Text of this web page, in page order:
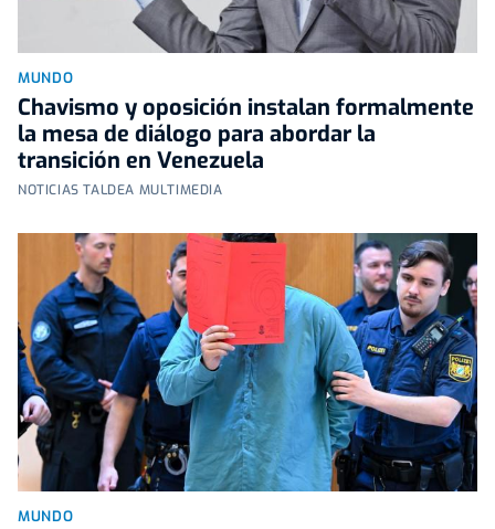
MUNDO
Chavismo y oposición instalan formalmente
la mesa de diálogo para abordar la
transición en Venezuela
NOTICIAS TALDEA MULTIMEDIA
MUNDO